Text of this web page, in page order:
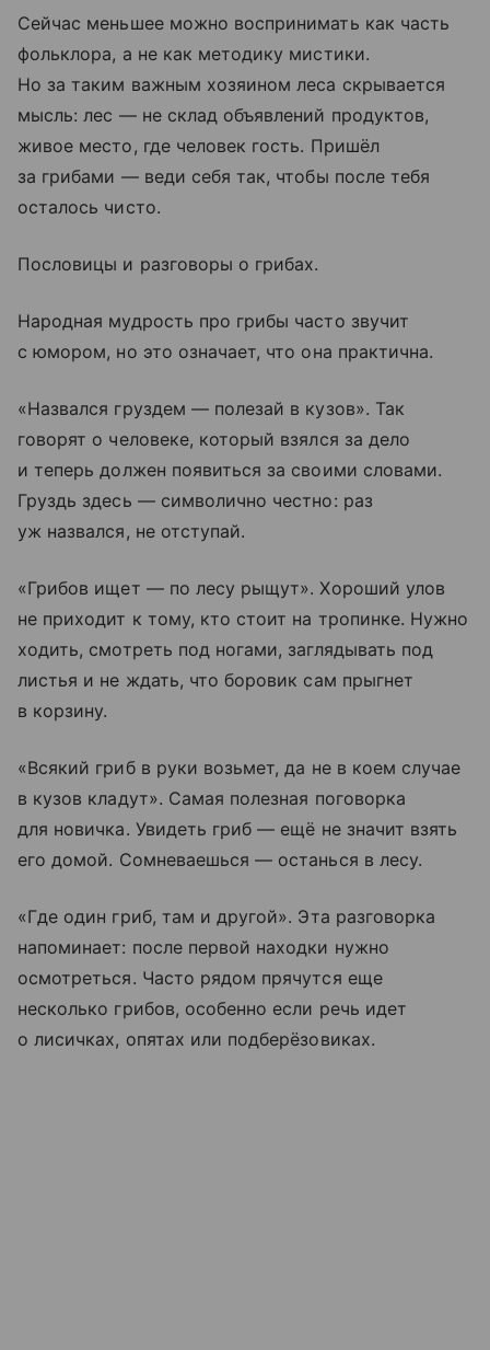
Сейчас меньшее можно воспринимать как часть
фольклора, а не как методику мистики.
Но за таким важным хозяином леса скрывается
мысль: лес — не склад объявлений продуктов,
живое место, где человек гость. Пришёл
за грибами — веди себя так, чтобы после тебя
осталось чисто.
Пословицы и разговоры о грибах.
Народная мудрость про грибы часто звучит
с юмором, но это означает, что она практична.
«Назвался груздем — полезай в кузов». Так
говорят о человеке, который взялся за дело
и теперь должен появиться за своими словами.
Груздь здесь — символично честно: раз
уж назвался, не отступай.
«Грибов ищет — по лесу рыщут». Хороший улов
не приходит к тому, кто стоит на тропинке. Нужно
ходить, смотреть под ногами, заглядывать под
листья и не ждать, что боровик сам прыгнет
в корзину.
«Всякий гриб в руки возьмет, да не в коем случае
в кузов кладут». Самая полезная поговорка
для новичка. Увидеть гриб — ещё не значит взять
его домой. Сомневаешься — останься в лесу.
«Где один гриб, там и другой». Эта разговорка
напоминает: после первой находки нужно
осмотреться. Часто рядом прячутся еще
несколько грибов, особенно если речь идет
о лисичках, опятах или подберёзовиках.